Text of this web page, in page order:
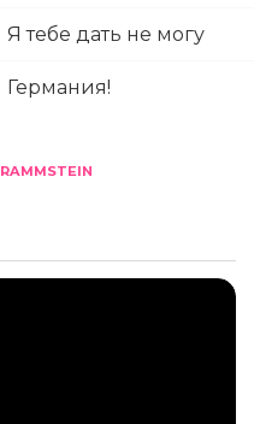
Я тебе дать не могу
Германия!
RAMMSTEIN